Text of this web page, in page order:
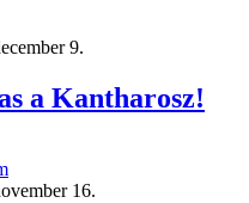
9.
a Kantharosz!
16.